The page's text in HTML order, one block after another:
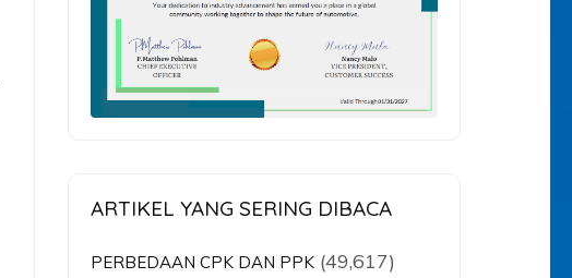
ARTIKEL YANG SERING DIBACA
PERBEDAAN CPK DAN PPK (49,617)